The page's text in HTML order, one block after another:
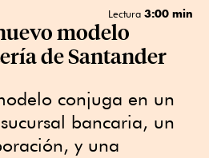
Lectura 3:00 min
modelo
de Santander
conjuga en un
bancaria, un
y una